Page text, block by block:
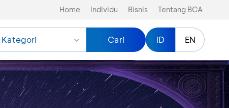
Home Individu Bisnis Tentang BCA
Kategori Cari ID EN